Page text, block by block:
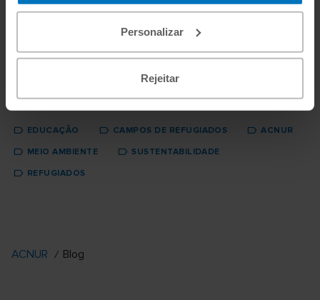
Personalizar
Rejeitar
EDUCAÇÃO CAMPOS DE REFUGIADOS
ACNUR
MEIO AMBIENTE
SUSTENTABILIDADE
REFUGIADOS
ACNUR Blog